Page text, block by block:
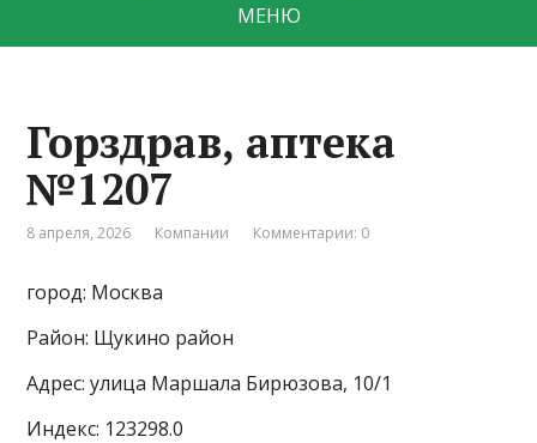
МЕНЮ
Горздрав, аптека
№1207
8 апреля, 2026 Компании Комментарии: 0
город: Москва
Район: Щукино район
Адрес: улица Маршала Бирюзова, 10/1
Индекс: 123298.0